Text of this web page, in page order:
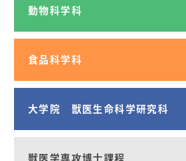
動物科学科
食品科学科
大学院 獣医生命科学研究科
獣医学専攻博士課程